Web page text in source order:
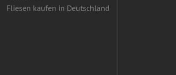
Fliesen kaufen in Deutschland